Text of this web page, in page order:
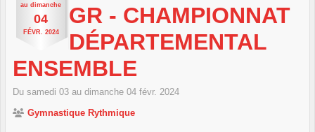
au dimanche
04
FÉVR. 2024
GR - CHAMPIONNAT
DÉPARTEMENTAL
ENSEMBLE
Du samedi 03 au dimanche 04 févr. 2024
Gymnastique Rythmique